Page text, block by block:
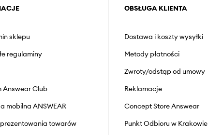
sklepu
regulaminy
Answear Club
mobilna ANSWEAR
towarów
OBSŁUGA KLIENTA
Dostawa i koszty wysyłki
Metody płatności
Zwroty/odstąp od umowy
Reklamacje
Concept Store Answear
Punkt Odbioru w Krakowie